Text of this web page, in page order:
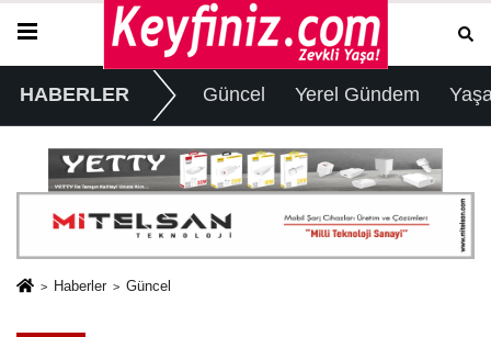
HABERLER Güncel Yerel Gündem
Haberler Güncel